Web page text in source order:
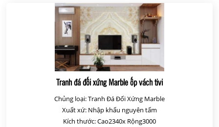
Tranh đá đối xứng Marble ốp vách tivi
Chủng loại: Tranh Đá Đối Xứng Marble
Xuất xứ: Nhập khẩu nguyên tấm
Kích thước: Cao2340x Rộng3000